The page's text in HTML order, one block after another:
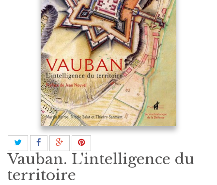
Vauban. L'intelligence du
territoire